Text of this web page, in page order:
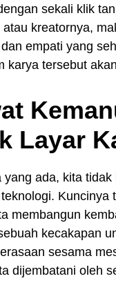
sekali klik
kreatornya,
empati yang
karya tersebut
Layar
yang ada, kita tidak
Kuncinya
membangun
kecakapan
sesama
dijembatani oleh